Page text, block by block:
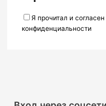
Я прочитал и
конфиденциальности